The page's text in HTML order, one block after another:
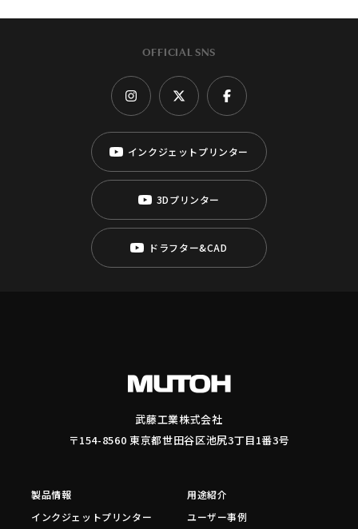
OFFICIAL SNS
インクジェットプリンター
3Dプリンター
ドラフター&CAD
武藤工業株式会社
〒154-8560 東京都世田谷区池尻3丁目1番3号
製品情報
インクジェットプリンター
用途紹介
ユーザー事例